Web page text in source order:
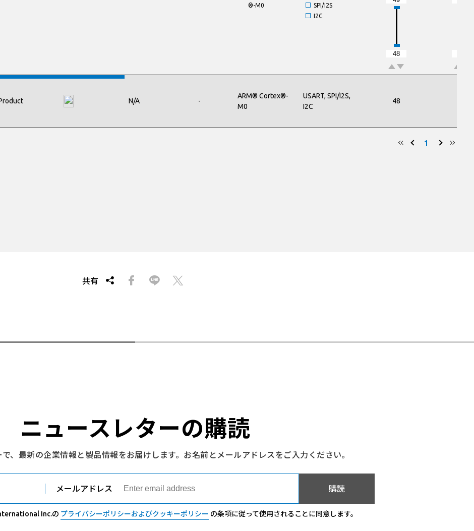
®-M0
SPI/I2S
I2C
N/A -
ARM® Cortex®-
M0
USART, SPI/I2S,
I2C
48
1
共有
ニュースレターの購読
、最新の企業情報と製品情報をお届けします。お名前とメールアドレスをご入力ください。
メールアドレス 購読
Inc.の プライバシーポリシーおよびクッキーポリシー の条項に従って使用されることに同意します。